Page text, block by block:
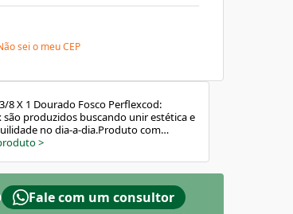
sei o meu CEP
8 X 1 Dourado Fosco Perflexcod:
produzidos buscando unir estética e
no dia-a-dia.Produto com
um click) elimina mau cheiro e
máxima da água: 70°CInstalação:
liga de cobre, inox, plástico de
anosDimensõesAltura: 7cmLargura:
>
Fale com um consultor